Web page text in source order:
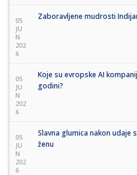
05
JU
N
202
6
Zaboravljene mudrosti
05
JU
N
202
6
Koje su evropske AI
godini?
05
JU
N
202
6
Slavna glumica nakon udaje
ženu